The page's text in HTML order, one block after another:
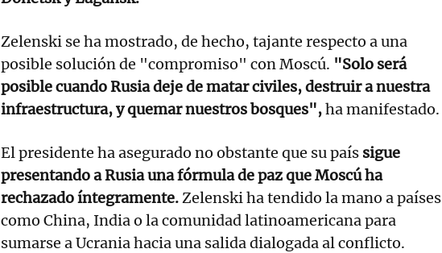
Zelenski se ha mostrado, de hecho, tajante respecto a una
posible solución de "compromiso" con Moscú. "Solo será
posible cuando Rusia deje de matar civiles, destruir a nuestra
infraestructura, y quemar nuestros bosques",ha manifestado.
El presidente ha asegurado no obstante que su país sigue
presentando a Rusia una fórmula de paz que Moscú ha
rechazado íntegramente.Zelenski ha tendido la mano a países
como China, India o la comunidad latinoamericana para
sumarse a Ucrania hacia una salida dialogada al conflicto.